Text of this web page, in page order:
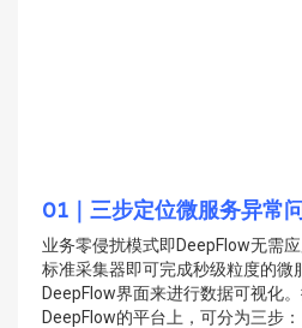
01 ｜三步定位微服务异常
业务零侵扰模式即DeepFlow无需
标准采集器即可完成秒级粒度的微
DeepFlow界面来进行数据可视化
DeepFlow的平台上，可分为三步：